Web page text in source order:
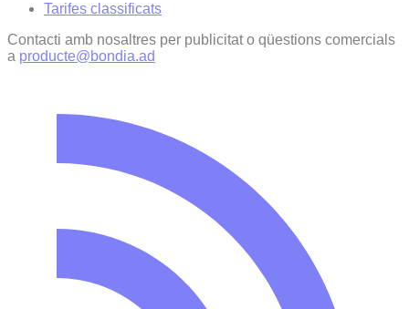
Tarifes classificats
Contacti amb nosaltres per publicitat o qüestions comercials
a producte@bondia.ad